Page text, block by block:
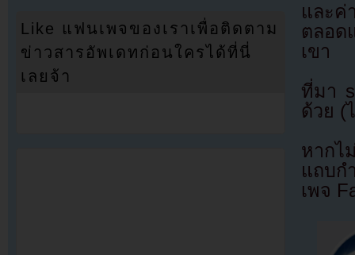
และค่
ตลอด
เขา
ที่มา
ด้วย (
หากไ
แถบก
เพจ
Like แฟนเพจของเราเพื่อติดตาม
ข่าวสารอัพเดทก่อนใครได้ที่นี่
เลยจ้า